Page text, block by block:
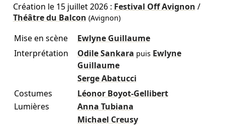
Création le 15 juillet 2026: Festival Off Avignon /
Théâtre du Balcon (Avignon)
Mise en scène
Ewlyne Guillaume
Interprétation
Odile Sankara puis Ewlyne
Guillaume
Serge Abatucci
Costumes
Léonor Boyot-Gellibert
Lumières
Anna Tubiana
Michael Creusy